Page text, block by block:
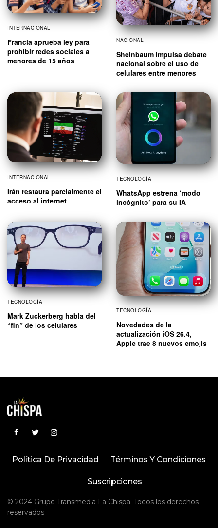
INTERNACIONAL
Francia aprueba ley para
prohibir redes sociales a
menores de 15 años
NACIONAL
Sheinbaum impulsa debate
nacional sobre el uso de
celulares entre menores
INTERNACIONAL
Irán restaura parcialmente el
acceso al internet
TECNOLOGÍA
WhatsApp estrena ‘modo
incógnito’ para su IA
TECNOLOGÍA
Mark Zuckerberg habla del
“fin” de los celulares
TECNOLOGÍA
Novedades de la
actualización iOS 26.4,
Apple trae 8 nuevos emojis
Política De Privacidad Términos Y Condiciones
Suscripciones
© 2024 Grupo Transmedia La Chispa. Todos los derechos
reservados